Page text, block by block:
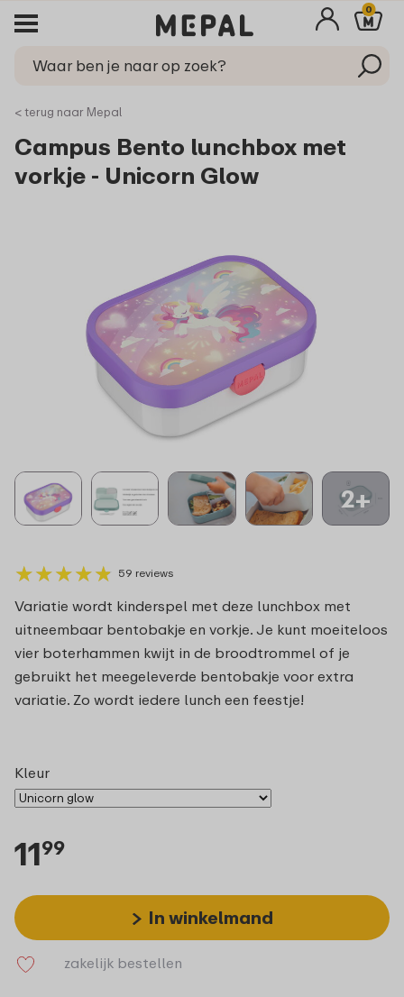
0
< terug naar Mepal
Campus Bento lunchbox met
vorkje - Unicorn Glow
2+
★★★★★
★★★★★ 59 reviews
Variatie wordt kinderspel met deze lunchbox met
uitneembaar bentobakje en vorkje. Je kunt moeiteloos
vier boterhammen kwijt in de broodtrommel of je
gebruikt het meegeleverde bentobakje voor extra
variatie. Zo wordt iedere lunch een feestje!
Kleur
1199
In winkelmand
zakelijk bestellen